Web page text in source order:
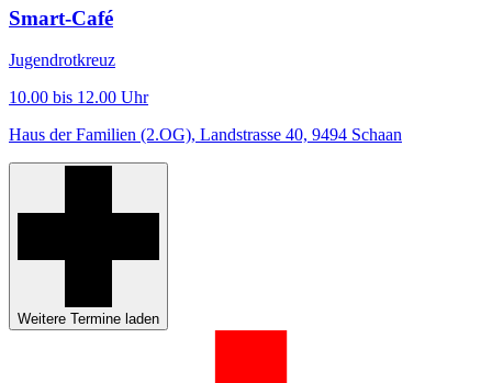
Smart-Café
Jugendrotkreuz
10.00 bis 12.00 Uhr
Haus der Familien (2.OG), Landstrasse 40, 9494 Schaan
Weitere Termine laden